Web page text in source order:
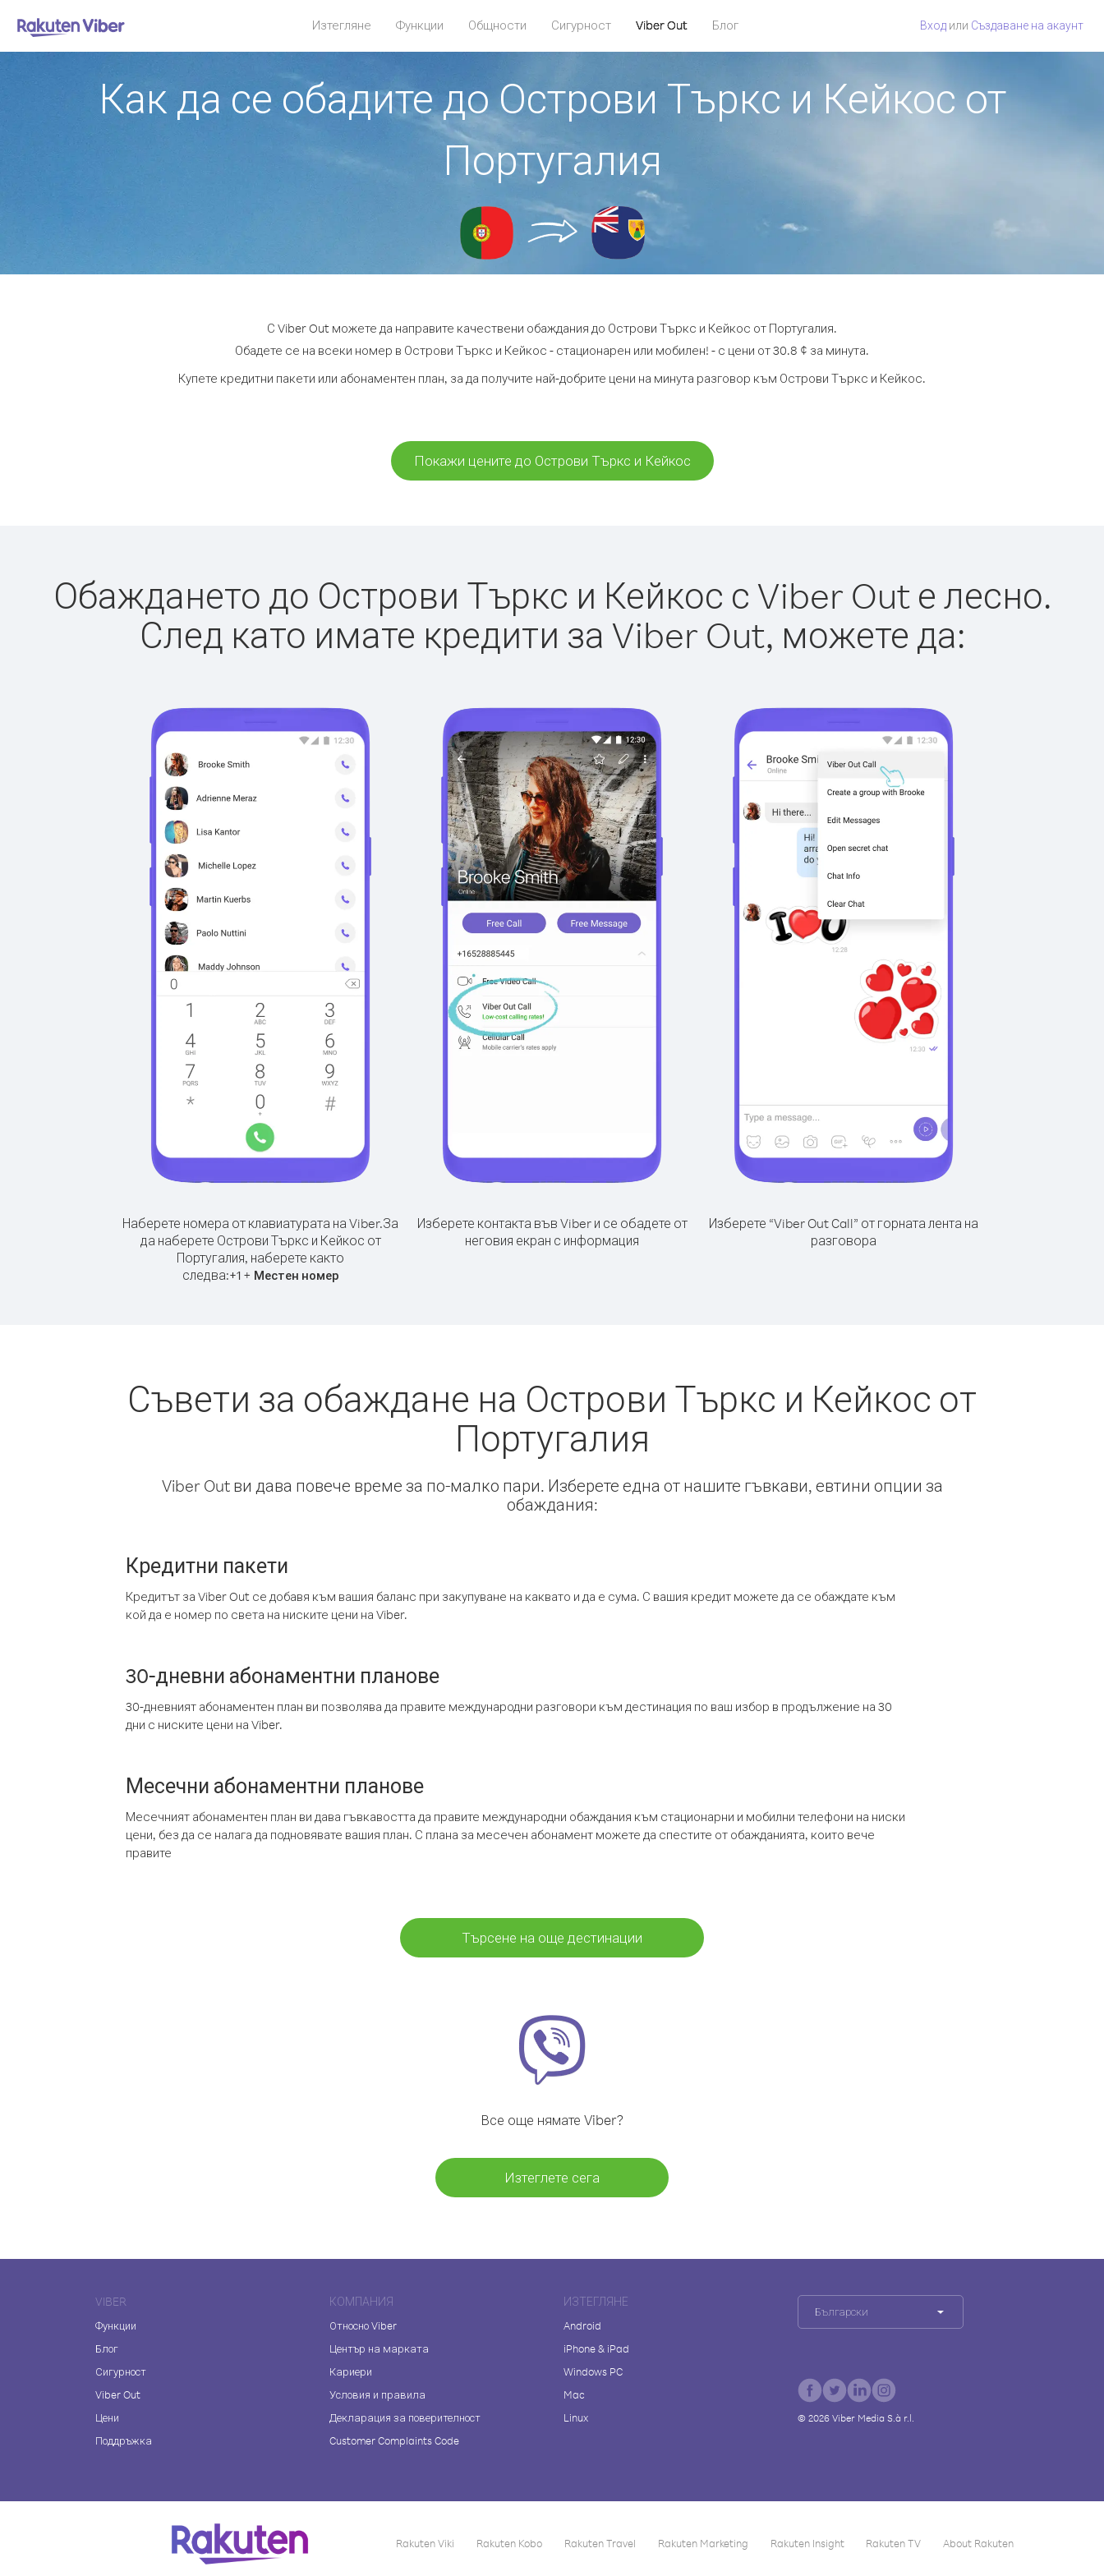
Изтегляне Функции Общности Сигурност Viber Out Блог Вход или Създаване на акаунт
Как да се обадите до Острови Търкс и Кейкос от
Португалия
С Viber Out можете да направите качествени обаждания до Острови Търкс и Кейкос от Португалия.
Обадете се на всеки номер в Острови Търкс и Кейкос - стационарен или мобилен! - с цени от 30.8 ¢ за минута.
Купете кредитни пакети или абонаментен план, за да получите най-добрите цени на минута разговор към Острови Търкс и Кейкос.
Покажи цените до Острови Търкс и Кейкос
Обаждането до Острови Търкс и Кейкос с Viber Out е лесно.
След като имате кредити за Viber Out, можете да:
Наберете номера от клавиатурата на Viber.За
да наберете Острови Търкс и Кейкос от
Португалия, наберете както
следва:+1+ Местен номер
Изберете контакта във Viber и се обадете от
неговия екран с информация
Изберете “Viber Out Call” от горната лента на
разговора
Съвети за обаждане на Острови Търкс и Кейкос от
Португалия
Viber Out ви дава повече време за по-малко пари. Изберете една от нашите гъвкави, евтини опции за
обаждания:
Кредитни пакети
Кредитът за Viber Out се добавя към вашия баланс при закупуване на каквато и да е сума. С вашия кредит можете да се обаждате към
кой да е номер по света на ниските цени на Viber.
30-дневни абонаментни планове
30-дневният абонаментен план ви позволява да правите международни разговори към дестинация по ваш избор в продължение на 30
дни с ниските цени на Viber.
Месечни абонаментни планове
Месечният абонаментен план ви дава гъвкавостта да правите международни обаждания към стационарни и мобилни телефони на ниски
цени, без да се налага да подновявате вашия план. С плана за месечен абонамент можете да спестите от обажданията, които вече
правите
Търсене на още дестинации
Все още нямате Viber?
Изтеглете сега
VIBER
Функции
Блог
Сигурност
Viber Out
Цени
Поддръжка
КОМПАНИЯ
Относно Viber
Център на марката
Кариери
Условия и правила
Декларация за поверителност
Customer Complaints Code
ИЗТЕГЛЯНЕ
Android
iPhone & iPad
Windows PC
Mac
Linux
Български
© 2026 Viber Media S.à r.l.
Rakuten Viki Rakuten Kobo Rakuten Travel Rakuten Marketing Rakuten Insight Rakuten TV About Rakuten